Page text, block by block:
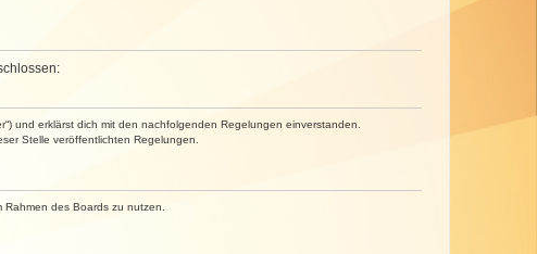
und erklärst dich mit den nachfolgenden Regelungen einverstanden.
Stelle veröffentlichten Regelungen.
des Boards zu nutzen.